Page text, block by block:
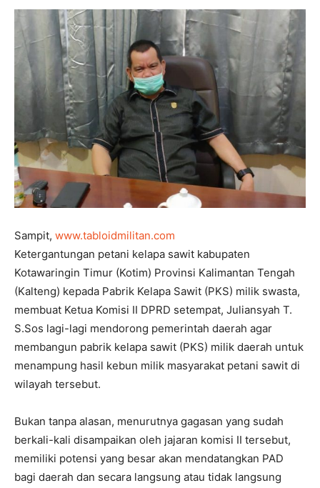
Sampit, www.tabloidmilitan.com
Ketergantungan petani kelapa sawit kabupaten
Kotawaringin Timur (Kotim) Provinsi Kalimantan Tengah
(Kalteng) kepada Pabrik Kelapa Sawit (PKS) milik swasta,
membuat Ketua Komisi II DPRD setempat, Juliansyah T.
S.Sos lagi-lagi mendorong pemerintah daerah agar
membangun pabrik kelapa sawit (PKS) milik daerah untuk
menampung hasil kebun milik masyarakat petani sawit di
wilayah tersebut.
Bukan tanpa alasan, menurutnya gagasan yang sudah
berkali-kali disampaikan oleh jajaran komisi II tersebut,
memiliki potensi yang besar akan mendatangkan PAD
bagi daerah dan secara langsung atau tidak langsung